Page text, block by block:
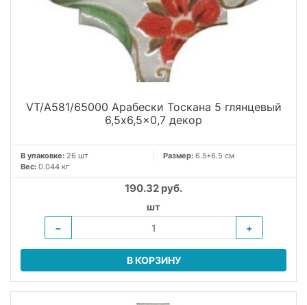
VT/A581/65000 Арабески Тоскана 5 глянцевый
6,5x6,5x0,7 декор
В упаковке: 26 шт Размер: 6.5*6.5 см
Вес: 0.044 кг
190.32 руб.
шт
−
+
В КОРЗИНУ